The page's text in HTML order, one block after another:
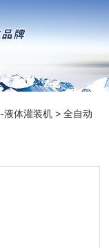
液体灌装机 >全自动